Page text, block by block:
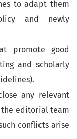
to adapt them
and newly
promote good
and scholarly
any relevant
editorial team
conflicts arise